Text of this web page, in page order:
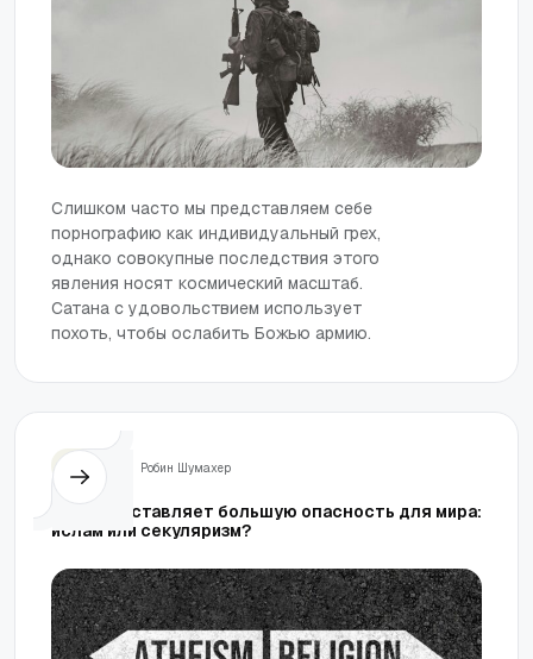
Слишком часто мы представляем себе
порнографию как индивидуальный грех,
однако совокупные последствия этого
явления носят космический масштаб.
Сатана с удовольствием использует
похоть, чтобы ослабить Божью армию.
Робин Шумахер
Что представляет большую опасность для мира:
ислам или секуляризм?